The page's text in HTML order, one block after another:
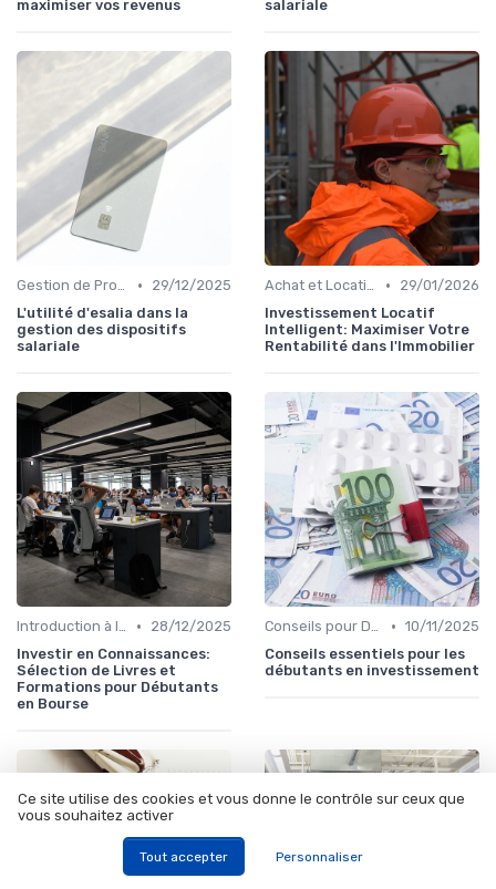
maximiser vos revenus
salariale
Gestion de Propriété •
29/12/2025
L'utilité d'esalia dans la
gestion des dispositifs
salariale
Achat et Location de Biens Immobiliers •
29/01/2026
Investissement Locatif
Intelligent: Maximiser Votre
Rentabilité dans l'Immobilier
Introduction à la Bourse •
28/12/2025
Investir en Connaissances:
Sélection de Livres et
Formations pour Débutants
en Bourse
Conseils pour Débutants en Investissement • 10/11/2025
Conseils essentiels pour les
débutants en investissement
Ce site utilise des cookies et vous donne le contrôle sur ceux que
vous souhaitez activer
Tout accepter Personnaliser